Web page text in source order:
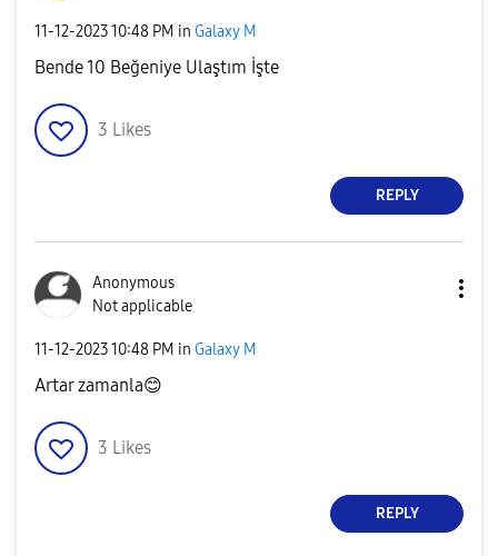
‎11-12-202310:48 PM in Galaxy M
Bende 10 Beğeniye Ulaştım İşte
3 Likes
REPLY
Anonymous
Not applicable
‎11-12-202310:48 PM in Galaxy M
Artar zamanla😊
3 Likes
REPLY